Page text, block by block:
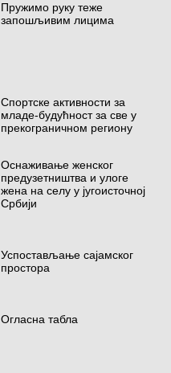
Пружимо руку теже
запошљивим лицима
Спортске активности за
младе-будућност за све у
прекограничном региону
Оснаживање женског
предузетништва и улоге
жена на селу у југоисточној
Србији
Успостављање сајамског
простора
Огласна табла